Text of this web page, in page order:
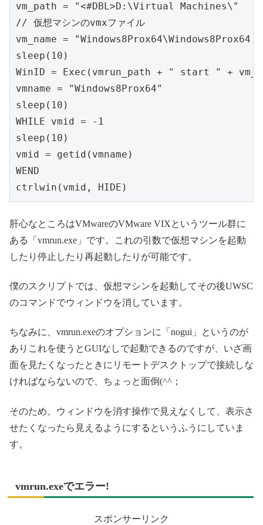
vm_path = "<#DBL>D:\Virtual Machines\"
// 仮想マシンのvmxファイル
vm_name =
sleep(10)
WinID = Exec(vmrun_path + " start " +
vmname = "Windows8Prox64"
sleep(10)
WHILE vmid = -1
sleep(10)
vmid = getid(vmname)
WEND
肝心なところはVMwareのVMware VIXというツール群に
ある「vmrun.exe」です。これの引数で仮想マシンを起動
したり停止したり再起動したりが可能です。
僕のスクリプトでは、仮想マシンを起動してその後UWSC
のコマンドでウィンドウを消しています。
ちなみに、vmrun.exeのオプションに「nogui」というのが
ありこれを使うとGUIなしで起動できるのですが、いざ画
面を見たくなったときにリモートデスクトップで接続しな
ければならないので、ちょっと面倒(^^；
そのため、ウィンドウを消す操作で見えなくして、表示さ
せたくなったら見えるようにするというふうにしていま
す。
vmrun.exeでエラー!
スポンサーリンク